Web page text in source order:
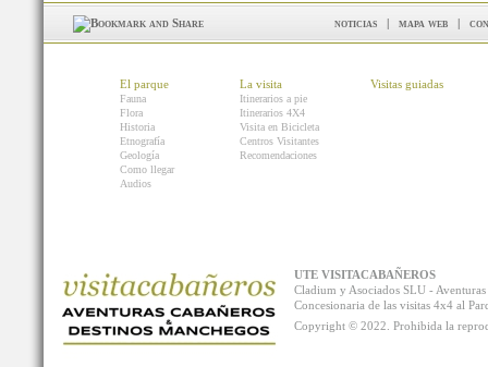
noticias | mapa web |
El parque
Fauna
Flora
Historia
Etnografía
Geología
Como llegar
Audios
La visita
Itinerarios a pie
Itinerarios 4X4
Visita en Bicicleta
Centros Visitantes
Recomendaciones
Visitas guiadas
UTE VISITACABAÑEROS
Cladium y Asociados SLU -
Concesionaria de las visitas 4x4 al
Copyright © 2022. Prohibida la